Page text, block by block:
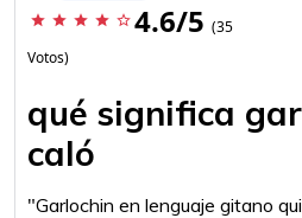
star star star star star_border 4.6/5 (35
Votos)
qué significa
caló
"Garlochin en lenguaje gitano